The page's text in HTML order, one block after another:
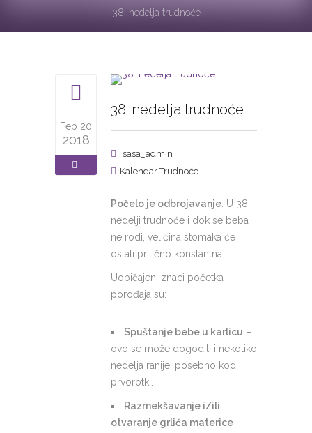
38. nedelja trudnoće
Feb 20
2018
38. nedelja trudnoće
sasa_admin
Kalendar Trudnoće
Počelo je odbrojavanje. U 38.
nedelji trudnoće i dok se beba
ne rodi, veličina stomaka će
ostati prilično konstantna.
Uobičajeni znaci početka
porođaja su:
Spuštanje bebe u karlicu –
ovo se može dogoditi i nekoliko
nedelja ranije, posebno kod
prvorotki.
Razmekšavanje i/ili
otvaranje grlića materice –